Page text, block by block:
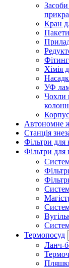
Кран
Хімія
УФ
Чохли
Автономне
Станція
Фільтри для
Фільтри для
Термопосуд
Ланч-